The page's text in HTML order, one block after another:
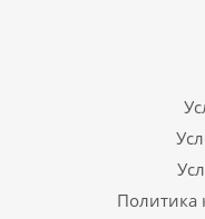
Политика